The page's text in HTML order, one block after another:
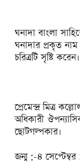
ঘনাদা বাংলা
ঘনাদার প্রকৃত নাম
চরিত্রটি সৃষ্টি করেন।
প্রেমেন্দ্র মিত্র
অধিকারী
ছোটগল্পকার।
জন্ম :-৪